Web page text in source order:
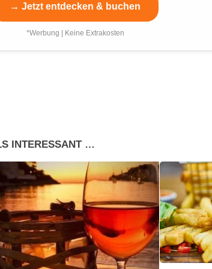
→ Jetzt entdecken & buchen
*Werbung | Keine Extrakosten
INTERESSANT …